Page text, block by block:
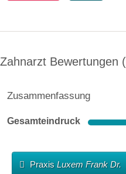
Zahnarzt Bewertungen
Zusammenfassung
Gesamteindruck
Praxis Luxem Frank Dr.